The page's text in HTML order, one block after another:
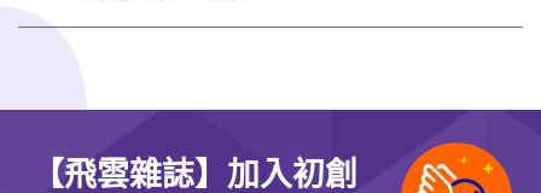
【飛雲雜誌】加入初創